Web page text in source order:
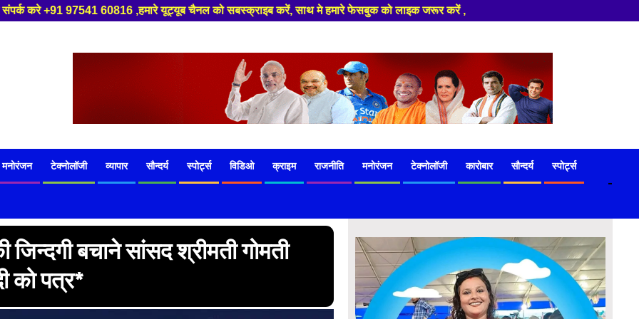
यूट्यूब चैनल को सबस्क्राइब करें, साथ मे हमारे फेसबुक को लाइक जरूर करें ,
मनोरंजन टेक्नोलॉजी व्यापार सौन्दर्य स्पोर्ट्स विडिओ क्राइम राजनीति मनोरंजन टेक्नोलॉजी कारोबार सौन्दर्य स्पोर्ट्स
-
बचाने सांसद श्रीमती गोमती
को पत्र*